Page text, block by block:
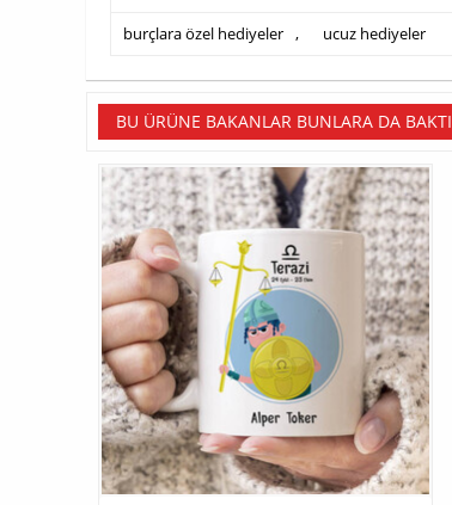
burçlara özel hediyeler , ucuz hediyeler
BU ÜRÜNE BAKANLAR BUNLARA DA BAKTI